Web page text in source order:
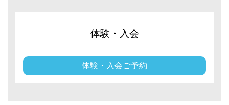
体験・入会
体験・入会ご予約